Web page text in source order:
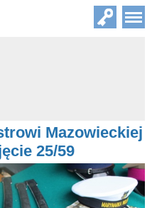
Mazowieckiej
25/59